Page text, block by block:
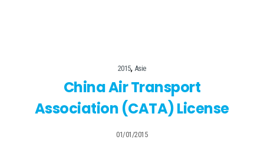
2015, Asie
China Air Transport
Association (CATA) License
01/01/2015